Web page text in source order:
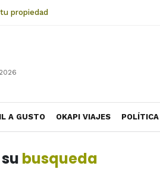
propiedad
A GUSTO OKAPI VIAJES POLÍTICA
busqueda